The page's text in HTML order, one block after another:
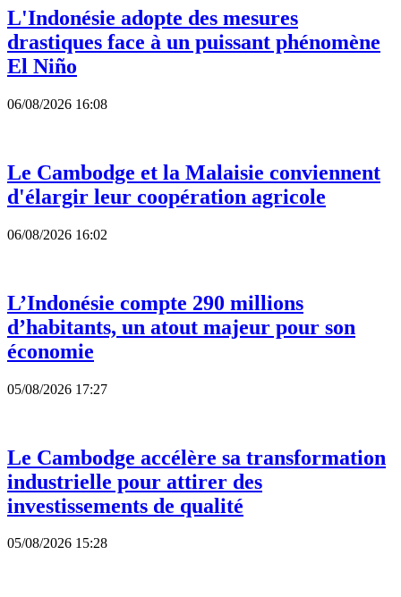
L'Indonésie adopte des mesures
drastiques face à un puissant phénomène
El Niño
06/08/2026 16:08
Le Cambodge et la Malaisie conviennent
d'élargir leur coopération agricole
06/08/2026 16:02
L’Indonésie compte 290 millions
d’habitants, un atout majeur pour son
économie
05/08/2026 17:27
Le Cambodge accélère sa transformation
industrielle pour attirer des
investissements de qualité
05/08/2026 15:28